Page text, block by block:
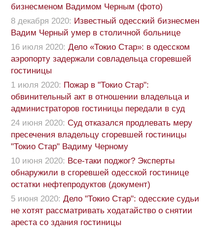
бизнесменом Вадимом Черным (фото)
8 декабря 2020: Известный одесский бизнесмен
Вадим Черный умер в столичной больнице
16 июля 2020: Дело «Токио Стар»: в одесском
аэропорту задержали совладельца сгоревшей
гостиницы
1 июля 2020: Пожар в "Токио Стар":
обвинительный акт в отношении владельца и
администраторов гостиницы передали в суд
24 июня 2020: Суд отказался продлевать меру
пресечения владельцу сгоревшей гостиницы
"Токио Стар" Вадиму Черному
10 июня 2020: Все-таки поджог? Эксперты
обнаружили в сгоревшей одесской гостинице
остатки нефтепродуктов (документ)
5 июня 2020: Дело "Токио Стар": одесские судьи
не хотят рассматривать ходатайство о снятии
ареста со здания гостиницы